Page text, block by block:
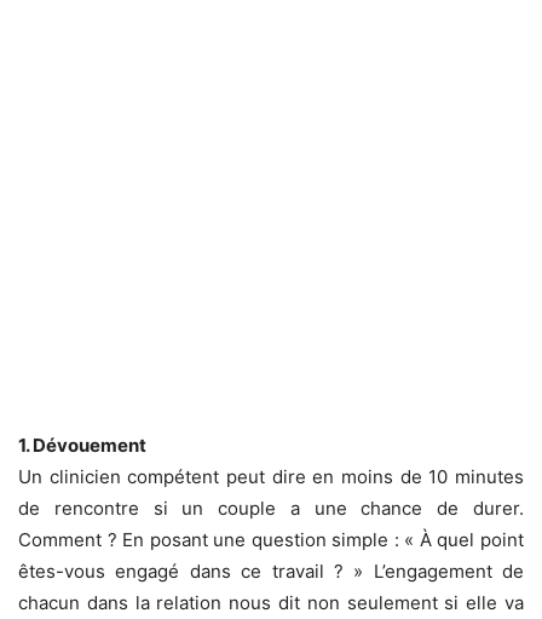
1. Dévouement
Un clinicien compétent peut dire en moins de 10 minutes
de rencontre si un couple a une chance de durer.
Comment ? En posant une question simple : « À quel point
êtes-vous engagé dans ce travail ? » L’engagement de
chacun dans la relation nous dit non seulement si elle va